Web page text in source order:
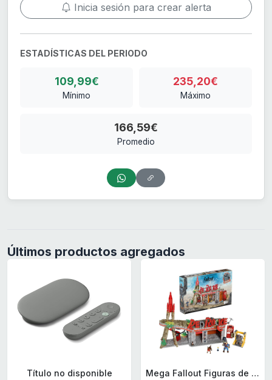
Inicia sesión para crear alerta
ESTADÍSTICAS DEL PERIODO
109,99€
Mínimo
235,20€
Máximo
166,59€
Promedio
Últimos productos agregados
Título no disponible
Mega Fallout Figuras de acción y Juguetes de construcción, Parada de Camiones Red Rocket con 824 Piezas, 2 Personajes articulados y Accesorios, para coleccionistas, HXT00